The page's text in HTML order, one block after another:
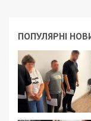
ПОПУЛЯРНІ